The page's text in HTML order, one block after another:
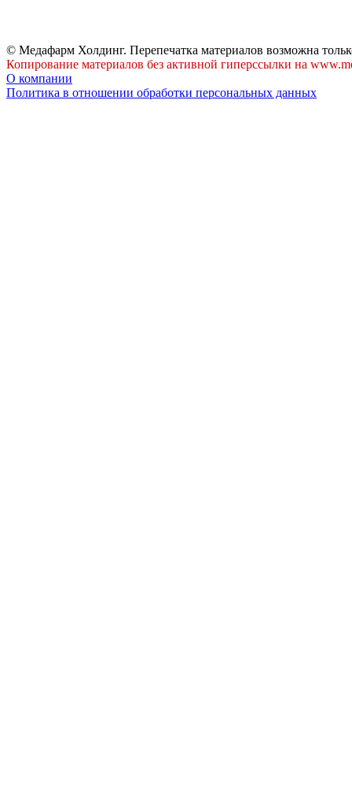
© Медафарм Холдинг. Перепечатка материалов возможна
Копирование материалов без активной гиперссылки на
О компании
Политика в отношении обработки персональных данных